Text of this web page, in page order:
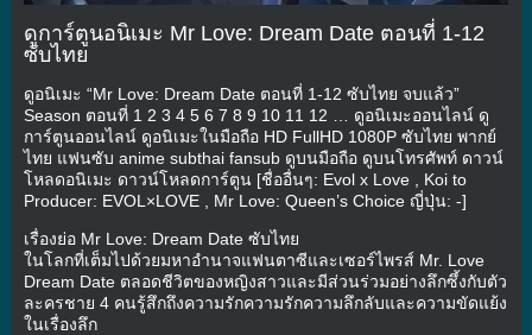
ดูการ์ตูนอนิเมะ Mr Love: Dream Date ตอนที่ 1-12
ซับไทย
ดูอนิเมะ “Mr Love: Dream Date ตอนที่ 1-12 ซับไทย จบแล้ว”
Season ตอนที่ 1 2 3 4 5 6 7 8 9 10 11 12 … ดูอนิเมะออนไลน์ ดู
การ์ตูนออนไลน์ ดูอนิเมะในมือถือ HD FullHD 1080P ซับไทย พากย์
ไทย แฟนซับ anime subthai fansub ดูบนมือถือ ดูบนโทรศัพท์ ดาวน์
โหลดอนิเมะ ดาวน์โหลดการ์ตูน [ชื่ออื่นๆ: Evol x Love , Koi to
Producer: EVOL×LOVE , Mr Love: Queen’s Choice ญี่ปุ่น: -]
เรื่องย่อ Mr Love: Dream Date ซับไทย
ในโลกที่เต็มไปด้วยมหาอำนาจแฟนตาซีและเซอร์ไพรส์ Mr. Love
Dream Date ตลอดชีวิตของหญิงสาวและมีส่วนร่วมอย่างลึกซึ้งกับตัว
ละครชาย 4 คนรู้สึกถึงความรักความรักความลึกลับและความขัดแย้ง
ในเรื่องลึก